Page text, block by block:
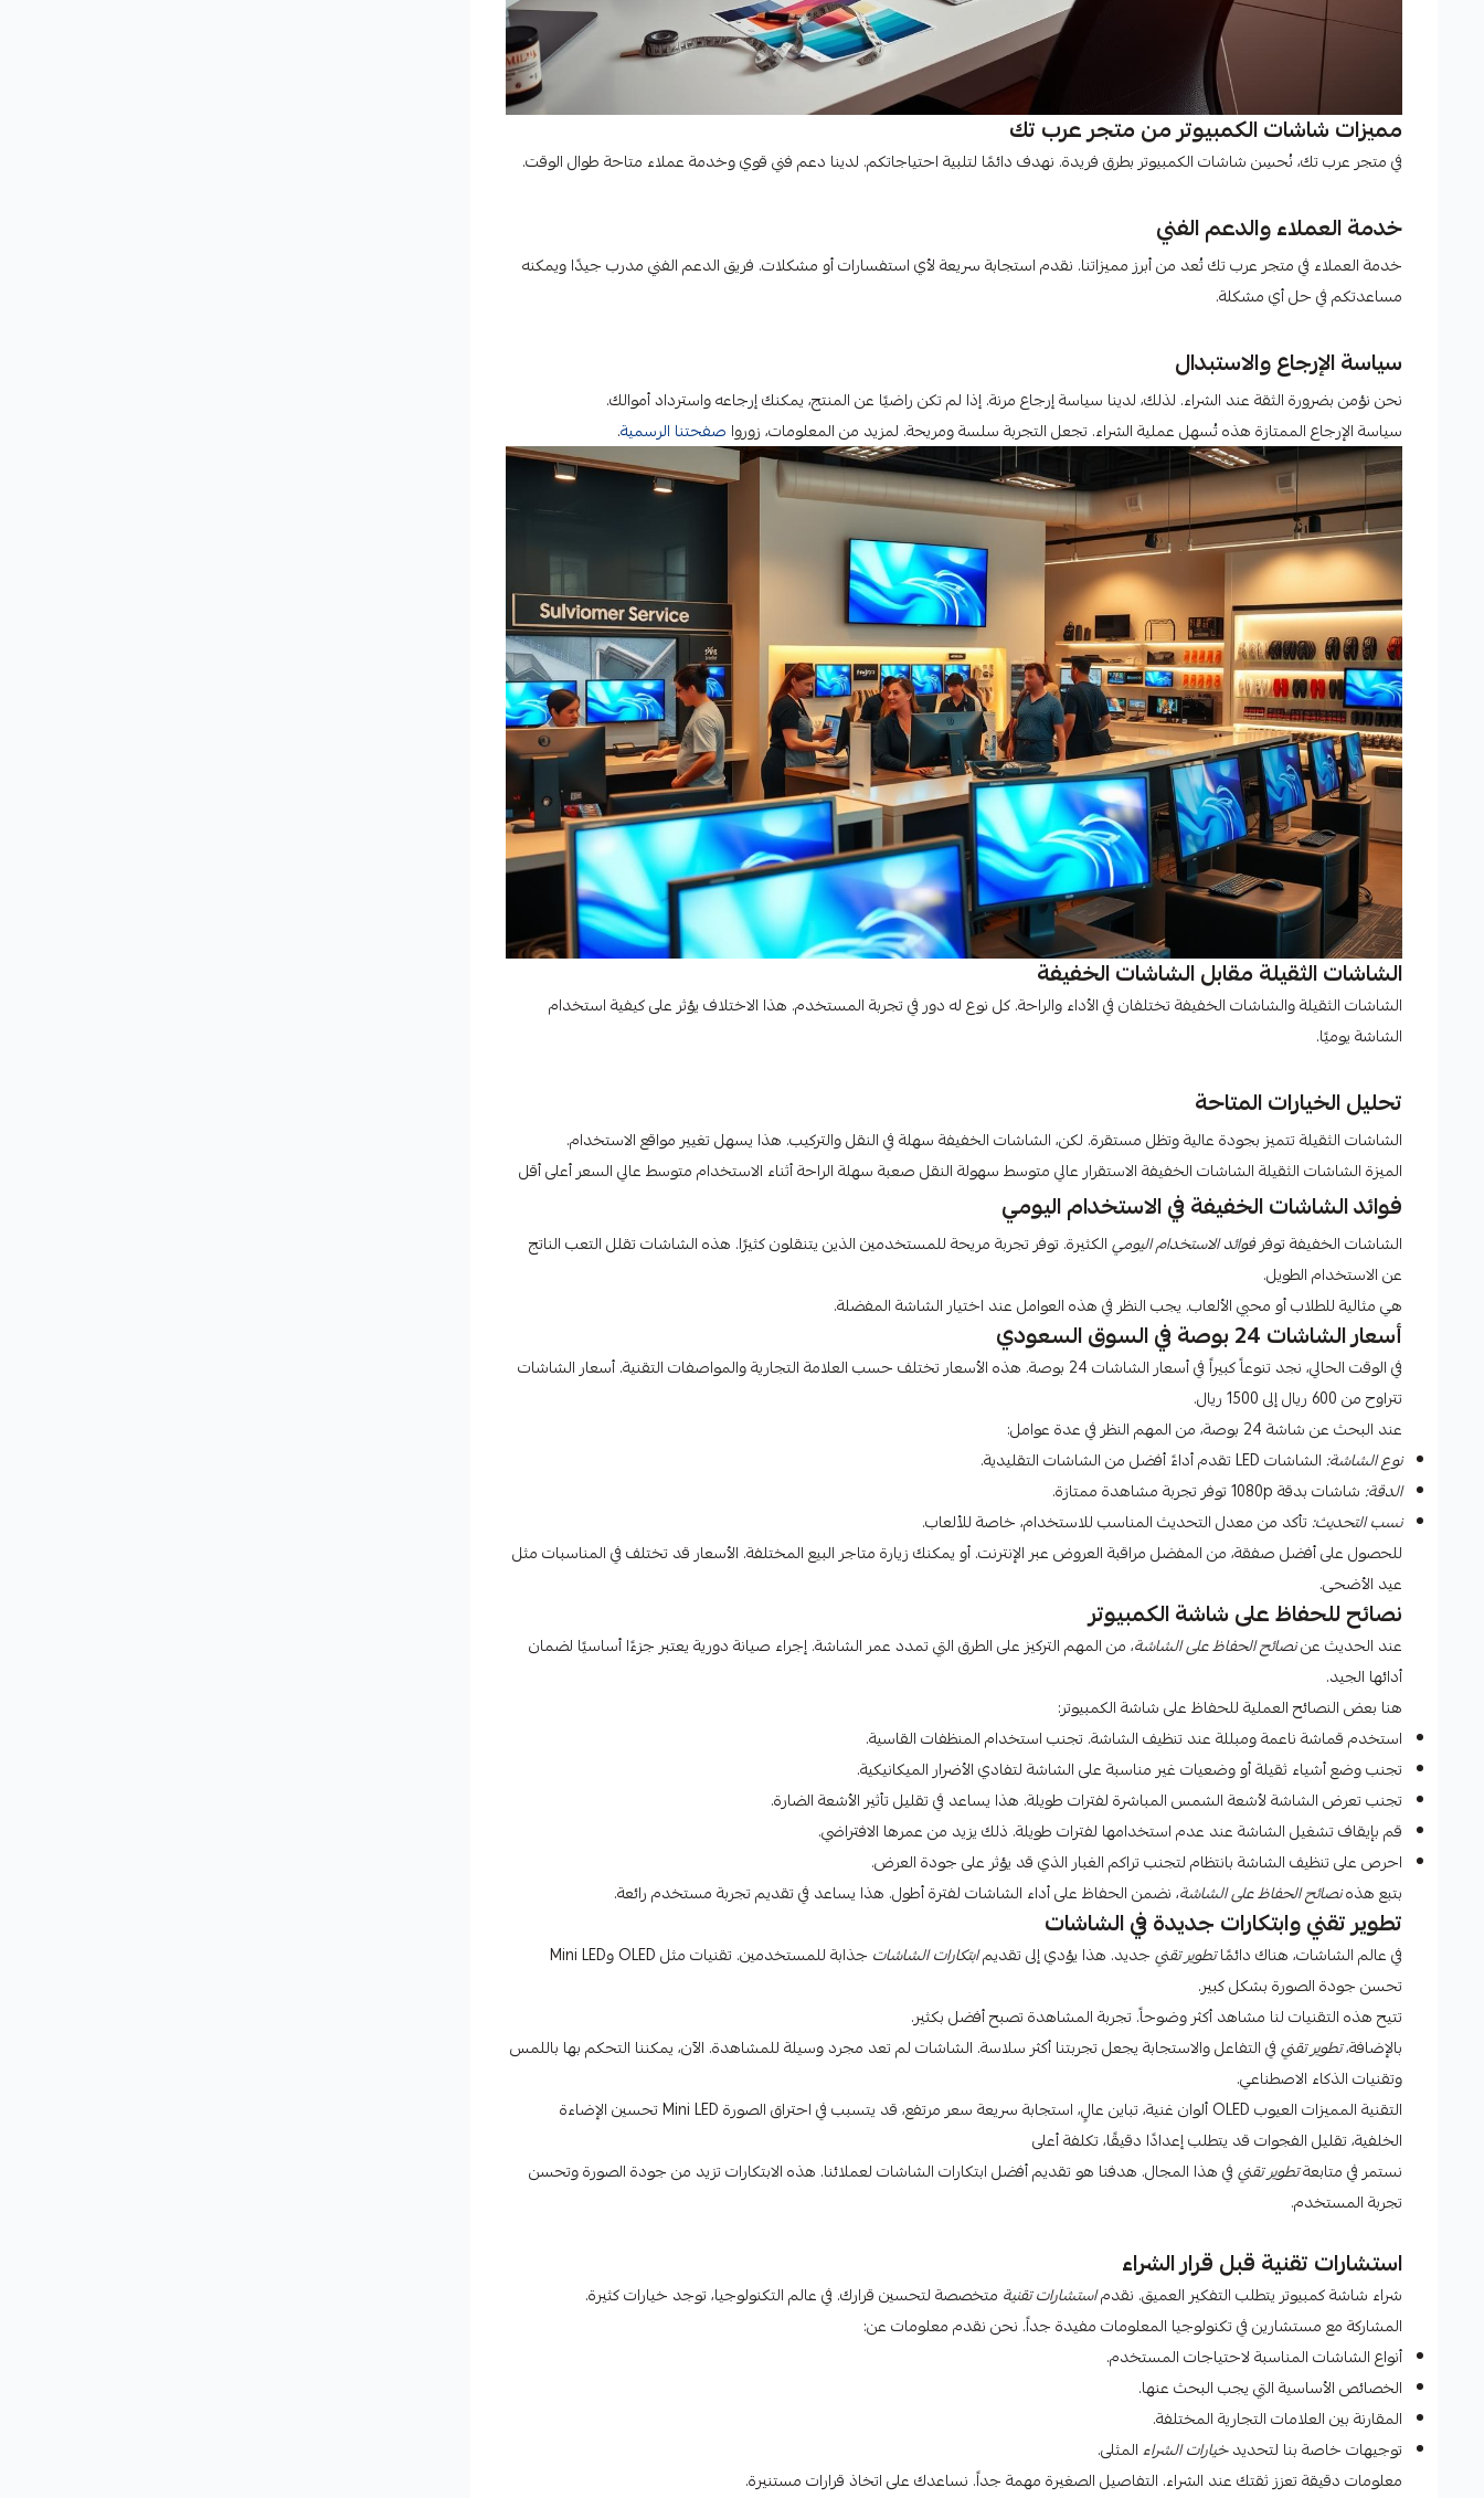
مميزات شاشات الكمبيوتر من متجر عرب تك
في متجر عرب تك، نُحسِن شاشات الكمبيوتر بطرق فريدة. نهدف دائمًا لتلبية احتياجاتكم. لدينا دعم فني قوي وخدمة عملاء متاحة طوال الوقت.
خدمة العملاء والدعم الفني
خدمة العملاء في متجر عرب تك تُعد من أبرز مميزاتنا. نقدم استجابة سريعة لأي استفسارات أو مشكلات. فريق الدعم الفني مدرب جيدًا ويمكنه
مساعدتكم في حل أي مشكلة.
سياسة الإرجاع والاستبدال
نحن نؤمن بضرورة الثقة عند الشراء. لذلك، لدينا سياسة إرجاع مرنة. إذا لم تكن راضيًا عن المنتج، يمكنك إرجاعه واسترداد أموالك.
سياسة الإرجاع الممتازة هذه تُسهل عملية الشراء. تجعل التجربة سلسة ومريحة. لمزيد من المعلومات، زوروا صفحتنا الرسمية.
الشاشات الثقيلة مقابل الشاشات الخفيفة
الشاشات الثقيلة والشاشات الخفيفة تختلفان في الأداء والراحة. كل نوع له دور في تجربة المستخدم. هذا الاختلاف يؤثر على كيفية استخدام
الشاشة يوميًا.
تحليل الخيارات المتاحة
الشاشات الثقيلة تتميز بجودة عالية وتظل مستقرة. لكن، الشاشات الخفيفة سهلة في النقل والتركيب. هذا يسهل تغيير مواقع الاستخدام.
الميزة الشاشات الثقيلة الشاشات الخفيفة الاستقرار عالي متوسط سهولة النقل صعبة سهلة الراحة أثناء الاستخدام متوسط عالي السعر أعلى أقل
فوائد الشاشات الخفيفة في الاستخدام اليومي
الشاشات الخفيفة توفرفوائد الاستخدام اليوميالكثيرة. توفر تجربة مريحة للمستخدمين الذين يتنقلون كثيرًا. هذه الشاشات تقلل التعب الناتج
عن الاستخدام الطويل.
هي مثالية للطلاب أو محبي الألعاب. يجب النظر في هذه العوامل عند اختيار الشاشة المفضلة.
أسعار الشاشات 24 بوصة في السوق السعودي
في الوقت الحالي، نجد تنوعاً كبيراً في أسعار الشاشات 24 بوصة. هذه الأسعار تختلف حسب العلامة التجارية والمواصفات التقنية. أسعار الشاشات
تتراوح من 600 ريال إلى 1500 ريال.
عند البحث عن شاشة 24 بوصة، من المهم النظر في عدة عوامل:
نوع الشاشة: الشاشات LED تقدم أداءً أفضل من الشاشات التقليدية.
الدقة: شاشات بدقة 1080p توفر تجربة مشاهدة ممتازة.
نسب التحديث:تأكد من معدل التحديث المناسب للاستخدام، خاصة للألعاب.
للحصول على أفضل صفقة، من المفضل مراقبة العروض عبر الإنترنت. أو يمكنك زيارة متاجر البيع المختلفة. الأسعار قد تختلف في المناسبات مثل
عيد الأضحى.
نصائح للحفاظ على شاشة الكمبيوتر
عند الحديث عننصائح الحفاظ على الشاشة، من المهم التركيز على الطرق التي تمدد عمر الشاشة. إجراء صيانة دورية يعتبر جزءًا أساسيًا لضمان
أدائها الجيد.
هنا بعض النصائح العملية للحفاظ على شاشة الكمبيوتر:
استخدم قماشة ناعمة ومبللة عند تنظيف الشاشة. تجنب استخدام المنظفات القاسية.
تجنب وضع أشياء ثقيلة أو وضعيات غير مناسبة على الشاشة لتفادي الأضرار الميكانيكية.
تجنب تعرض الشاشة لأشعة الشمس المباشرة لفترات طويلة. هذا يساعد في تقليل تأثير الأشعة الضارة.
قم بإيقاف تشغيل الشاشة عند عدم استخدامها لفترات طويلة. ذلك يزيد من عمرها الافتراضي.
احرص على تنظيف الشاشة بانتظام لتجنب تراكم الغبار الذي قد يؤثر على جودة العرض.
بتبع هذهنصائح الحفاظ على الشاشة، نضمن الحفاظ على أداء الشاشات لفترة أطول. هذا يساعد في تقديم تجربة مستخدم رائعة.
تطوير تقني وابتكارات جديدة في الشاشات
في عالم الشاشات، هناك دائمًاتطوير تقنيجديد. هذا يؤدي إلى تقديمابتكارات الشاشات
جذابة للمستخدمين. تقنيات مثل OLED وMini LED
تحسن جودة الصورة بشكل كبير.
تتيح هذه التقنيات لنا مشاهد أكثر وضوحاً. تجربة المشاهدة تصبح أفضل بكثير.
بالإضافة،تطوير تقنيفي التفاعل والاستجابة يجعل تجربتنا أكثر سلاسة. الشاشات لم تعد مجرد وسيلة للمشاهدة. الآن، يمكننا التحكم بها باللمس
وتقنيات الذكاء الاصطناعي.
التقنية المميزات العيوب OLED ألوان غنية، تباين عالٍ، استجابة سريعة سعر مرتفع، قد يتسبب في احتراق الصورة Mini LED تحسين الإضاءة
الخلفية، تقليل الفجوات قد يتطلب إعدادًا دقيقًا، تكلفة أعلى
نستمر في متابعةتطوير تقنيفي هذا المجال. هدفنا هو تقديم أفضل ابتكارات الشاشات لعملائنا. هذه الابتكارات تزيد من جودة الصورة وتحسن
تجربة المستخدم.
استشارات تقنية قبل قرار الشراء
شراء شاشة كمبيوتر يتطلب التفكير العميق. نقدماستشارات تقنية متخصصة لتحسين قرارك. في عالم التكنولوجيا، توجد خيارات كثيرة.
المشاركة مع مستشارين في تكنولوجيا المعلومات مفيدة جداً. نحن نقدم معلومات عن:
أنواع الشاشات المناسبة لاحتياجات المستخدم.
الخصائص الأساسية التي يجب البحث عنها.
المقارنة بين العلامات التجارية المختلفة.
توجيهات خاصة بنا لتحديدخيارات الشراءالمثلى.
معلومات دقيقة تعزز ثقتك عند الشراء. التفاصيل الصغيرة مهمة جداً. نساعدك على اتخاذ قرارات مستنيرة.